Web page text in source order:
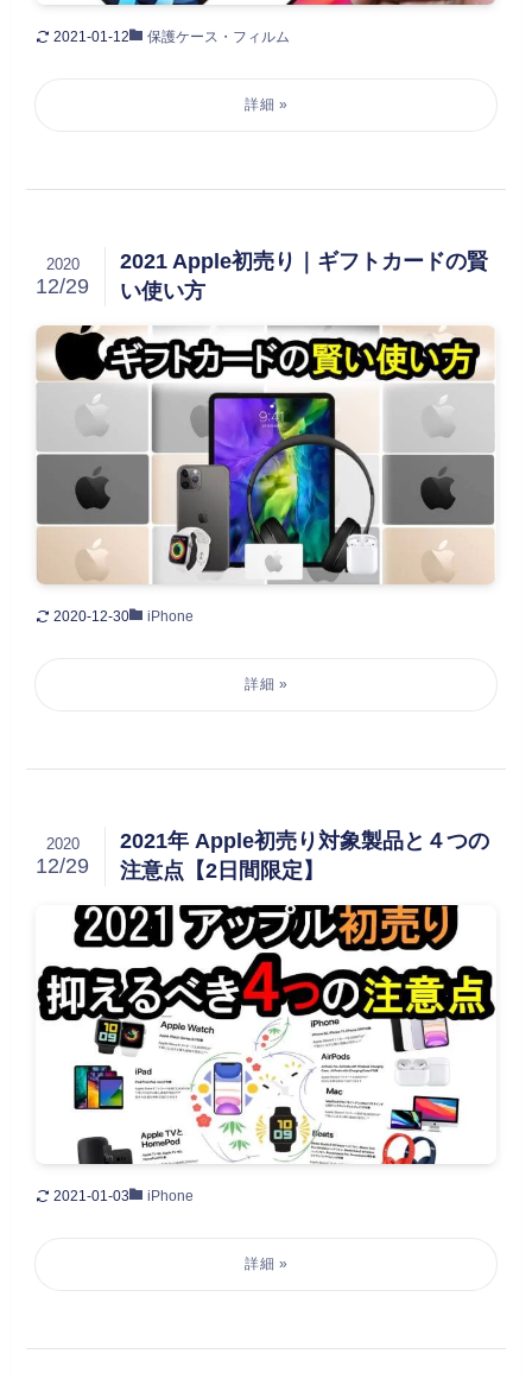
2021-01-12 保護ケース・フィルム
2021 Apple初売り｜ギフトカードの賢
い使い方
2020
12/29
2020-12-30 iPhone
2021年 Apple初売り対象製品と４つの
注意点【2日間限定】
2020
12/29
2021-01-03 iPhone